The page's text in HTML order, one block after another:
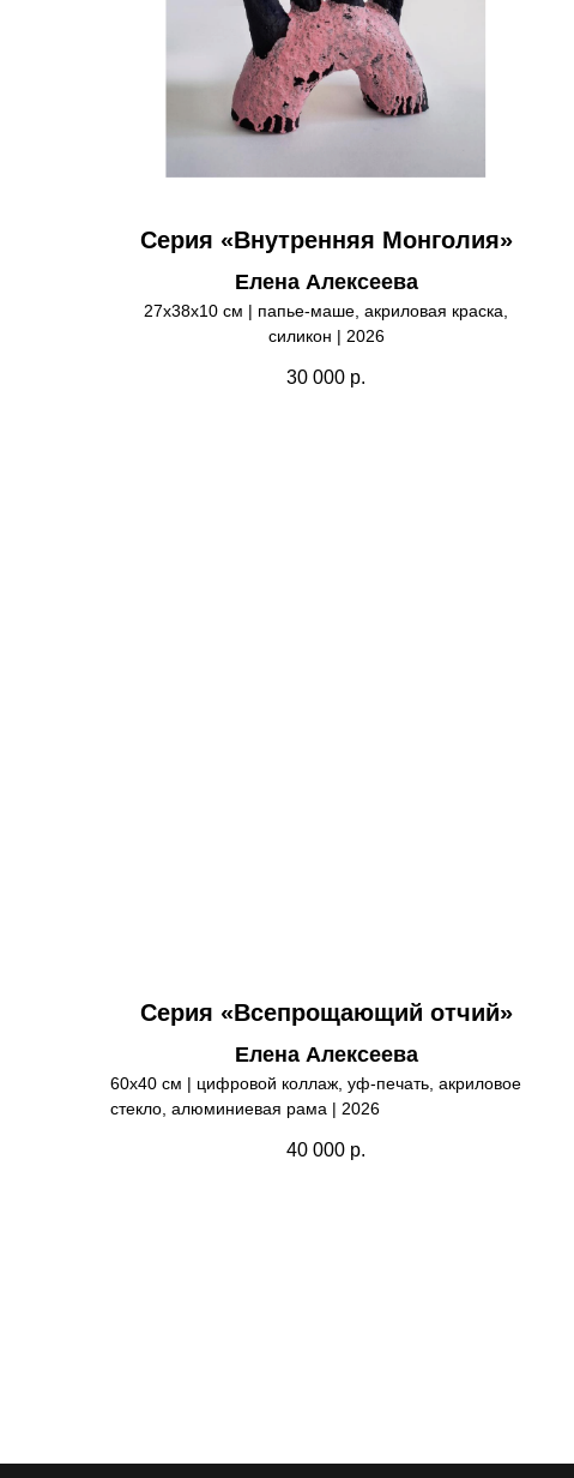
Серия «Внутренняя Монголия»
Елена Алексеева
27х38х10 см | папье-маше, акриловая краска,
силикон | 2026
30 000 р.
Серия «Всепрощающий отчий»
Елена Алексеева
60х40 см | цифровой коллаж, уф-печать, акриловое
стекло, алюминиевая рама | 2026
40 000 р.